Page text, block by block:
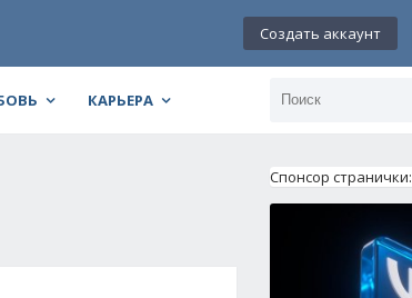
Создать аккаунт
КАРЬЕРА
Спонсор странички: